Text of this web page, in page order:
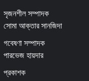
সৃজনশীল সম্পাদক
সোমা আক্তার সানজিদা
গবেষণা সম্পাদক
পারভেজ হায়দার
প্রকাশক